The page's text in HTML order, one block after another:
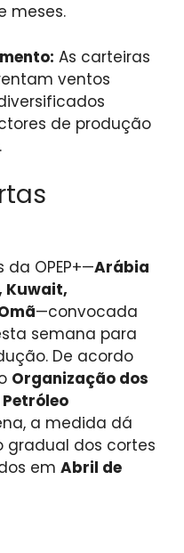
meses.
As carteiras
ventos
de produção
OPEP+—Arábia
Kuwait,
—convocada
semana para
De acordo
Organização dos
a medida dá
gradual dos cortes
em Abril de